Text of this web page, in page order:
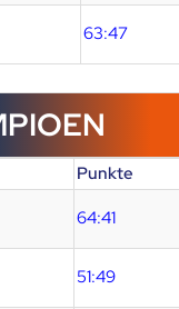
63:47
Punkte
64:41
51:49